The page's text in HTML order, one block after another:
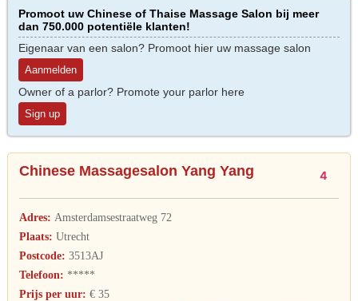
Promoot uw Chinese of Thaise Massage Salon bij meer
dan 750.000 potentiële klanten!
Eigenaar van een salon? Promoot hier uw massage salon
Aanmelden
Owner of a parlor? Promote your parlor here
Sign up
Chinese Massagesalon Yang Yang 4
Adres: Amsterdamsestraatweg 72
Plaats: Utrecht
Postcode: 3513AJ
Telefoon: *****
Prijs per uur: € 35